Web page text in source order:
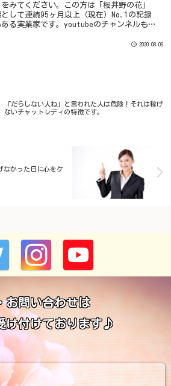
みてください。この方は「桜井野の花」
して連続95ヶ月以上（現在）No.1の記録
る実業家です。youtubeのチャンネルも開
2020.08.09
「だらしない人ね」と言われた人は危険！それは稼げ
ないチャットレディの特徴です。
なかった日に心をケ
お問い合わせは
け付けております♪